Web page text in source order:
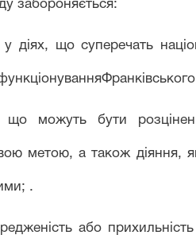
забороняється:
у діях, що суперечать
що можуть бути
метою, а також діяння,
.
або